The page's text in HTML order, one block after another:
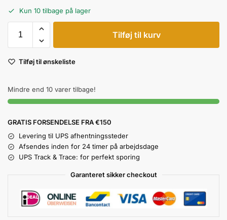
Kun 10 tilbage på lager
Tilføj til kurv
Tilføj til ønskeliste
Mindre end 10 varer tilbage!
GRATIS FORSENDELSE FRA €150
Levering til UPS afhentningssteder
Afsendes inden for 24 timer på arbejdsdage
UPS Track & Trace: for perfekt sporing
Garanteret sikker checkout